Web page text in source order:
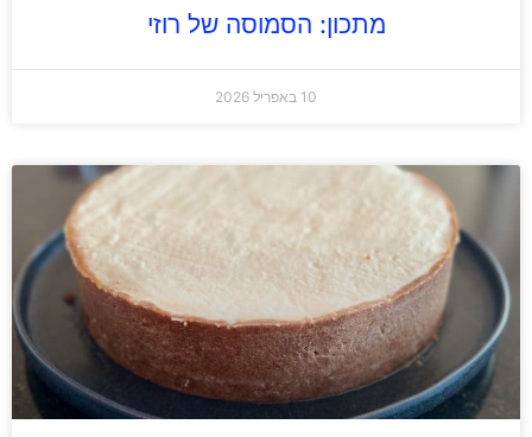
מתכון: הסמוסה של רוזי
10 באפריל 2026